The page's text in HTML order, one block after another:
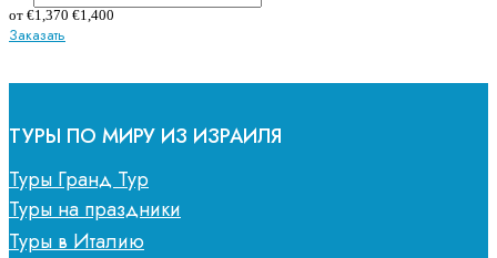
от €1,370 €1,400
Заказать
ТУРЫ ПО МИРУ ИЗ ИЗРАИЛЯ
Туры Гранд Тур
Туры на праздники
Туры в Италию